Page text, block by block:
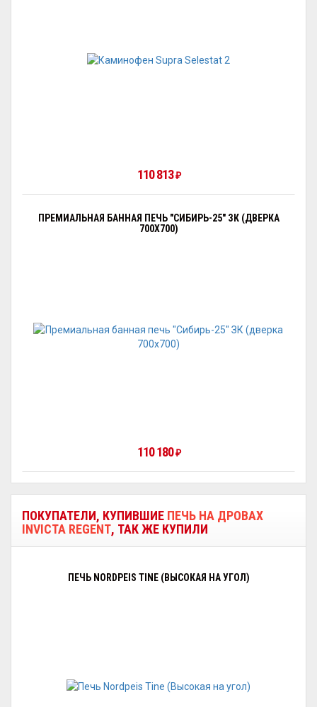
110 813 ₽
ПРЕМИАЛЬНАЯ БАННАЯ ПЕЧЬ "СИБИРЬ-25" ЗК (ДВЕРКА
700Х700)
110 180 ₽
ПОКУПАТЕЛИ, КУПИВШИЕ ПЕЧЬ НА ДРОВАХ
INVICTA REGENT, ТАК ЖЕ КУПИЛИ
ПЕЧЬ NORDPEIS TINE (ВЫСОКАЯ НА УГОЛ)